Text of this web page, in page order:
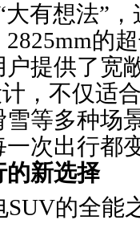
有想法”
2825mm的
提供了宽
，不仅适
等多种场
次出行都
的新选择